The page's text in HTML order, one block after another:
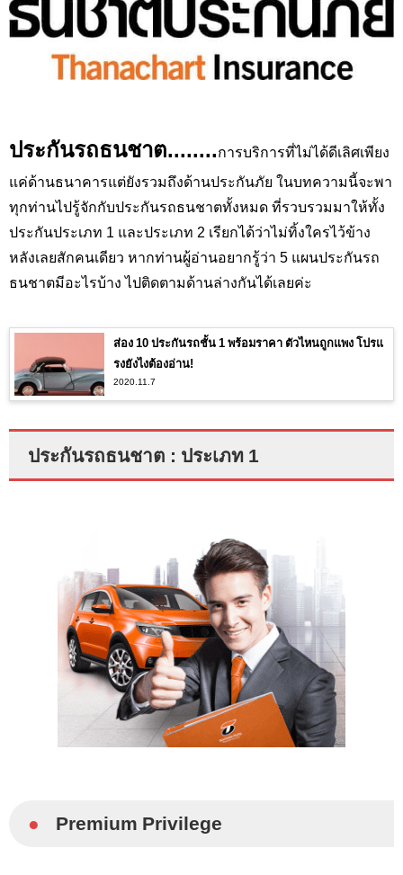
ประกันรถธนชาต........การบริการที่ไม่ได้ดีเลิศเพียง
แค่ด้านธนาคารแต่ยังรวมถึงด้านประกันภัย ในบทความนี้จะพา
ทุกท่านไปรู้จักกับประกันรถธนชาตทั้งหมด ที่รวบรวมมาให้ทั้ง
ประกันประเภท 1 และประเภท 2 เรียกได้ว่าไม่ทิ้งใครไว้ข้าง
หลังเลยสักคนเดียว หากท่านผู้อ่านอยากรู้ว่า 5 แผนประกันรถ
ธนชาตมีอะไรบ้าง ไปติดตามด้านล่างกันได้เลยค่ะ
ส่อง 10 ประกันรถชั้น 1 พร้อมราคา ตัวไหนถูกแพง โปรแ
รงยังไงต้องอ่าน!
2020.11.7
ประกันรถธนชาต : ประเภท 1
● Premium Privilege